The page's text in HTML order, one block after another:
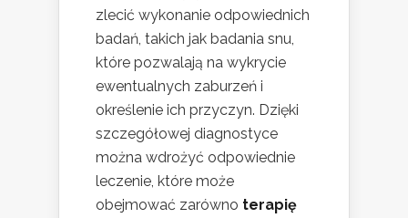
zlecić wykonanie odpowiednich
badań, takich jak badania snu,
które pozwalają na wykrycie
ewentualnych zaburzeń i
określenie ich przyczyn. Dzięki
szczegółowej diagnostyce
można wdrożyć odpowiednie
leczenie, które może
obejmować zarówno terapię